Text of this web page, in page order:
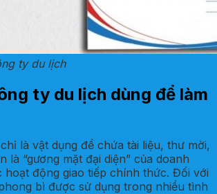
ty du lịch
ty du lịch dùng để làm
là vật dụng để chứa tài liệu, thư mời,
là “gương mặt đại diện” của doanh
hoạt động giao tiếp chính thức. Đối với
bì được sử dụng trong nhiều tình